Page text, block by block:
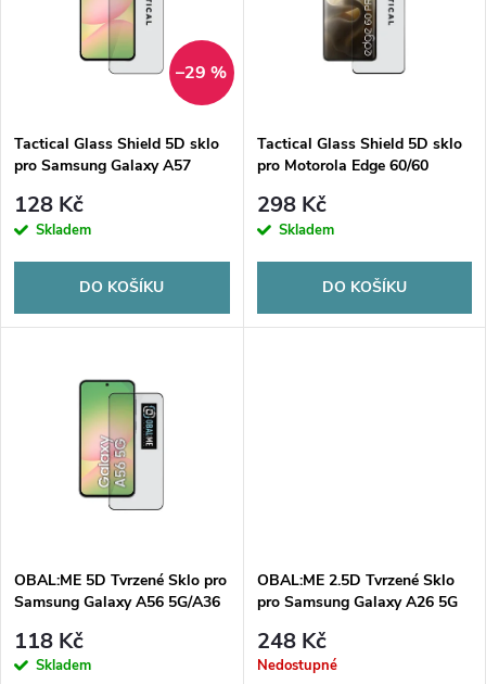
p
r
o
d
s
p
r
ů
–29 %
Tactical Glass Shield 5D sklo
pro Samsung Galaxy A57
128 Kč
Skladem
DO KOŠÍKU
Tactical Glass Shield 5D sklo
pro Motorola Edge 60/60
298 Kč
Skladem
DO KOŠÍKU
OBAL:ME 5D Tvrzené Sklo pro
Samsung Galaxy A56 5G/A36
118 Kč
Skladem
OBAL:ME 2.5D Tvrzené Sklo
pro Samsung Galaxy A26 5G
248 Kč
Nedostupné